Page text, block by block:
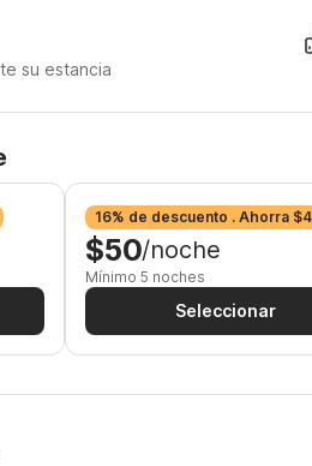
su estancia
16% de descuento . Ahorra
$50/noche
Mínimo 5 noches
Seleccionar